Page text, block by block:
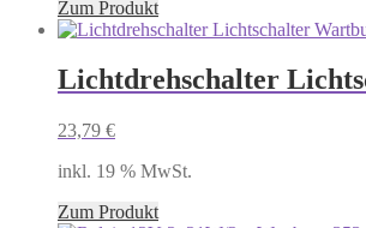
Zum Produkt
Lichtdrehschalter
23,79 €
inkl. 19 % MwSt.
Zum Produkt